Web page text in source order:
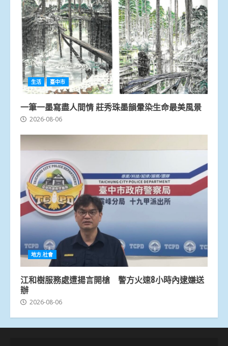
生活 臺中市
一筆一墨寫盡人間情 莊秀珠墨韻暈染生命最美風景
2026-08-06
地方.社會
江和樹服務處遭揚言開槍 警方火速8小時內逮嫌送
辦
2026-08-06